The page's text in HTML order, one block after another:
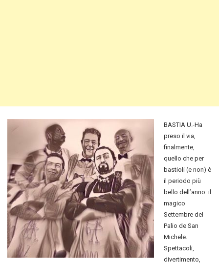
BASTIA U.-Ha
preso il via,
finalmente,
quello che per
bastioli (e non) è
il periodo più
bello dell’anno: il
magico
Settembre del
Palio de San
Michele.
Spettacoli,
divertimento,